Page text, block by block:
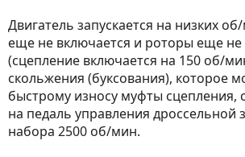
Двигатель запускается на низких
еще не включается и роторы еще
(сцепление включается на 150 об/
скольжения (буксования), которое
быстрому износу муфты сцепления,
на педаль управления дроссельной
набора 2500 об/мин.